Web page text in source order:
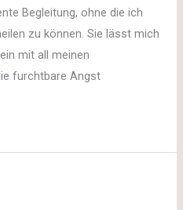
Begleitung, ohne die ich
zu können. Sie lässt mich
mit all meinen
furchtbare Angst